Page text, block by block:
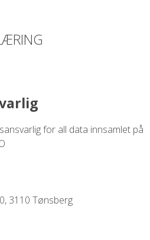
for all data innsamlet på
3110 Tønsberg